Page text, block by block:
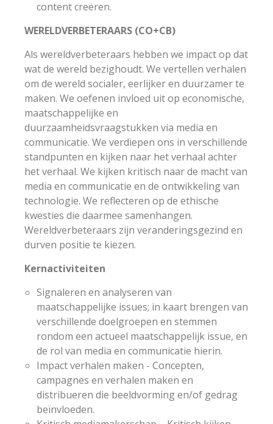
content creëren.
WERELDVERBETERAARS (CO+CB)
Als wereldverbeteraars hebben we impact op dat
wat de wereld bezighoudt. We vertellen verhalen
om de wereld socialer, eerlijker en duurzamer te
maken. We oefenen invloed uit op economische,
maatschappelijke en
duurzaamheidsvraagstukken via media en
communicatie. We verdiepen ons in verschillende
standpunten en kijken naar het verhaal achter
het verhaal. We kijken kritisch naar de macht van
media en communicatie en de ontwikkeling van
technologie. We reflecteren op de ethische
kwesties die daarmee samenhangen.
Wereldverbeteraars zijn veranderingsgezind en
durven positie te kiezen.
Kernactiviteiten
Signaleren en analyseren van
maatschappelijke issues; in kaart brengen van
verschillende doelgroepen en stemmen
rondom een actueel maatschappelijk issue, en
de rol van media en communicatie hierin.
Impact verhalen maken - Concepten,
campagnes en verhalen maken en
distribueren die beeldvorming en/of gedrag
beïnvloeden.